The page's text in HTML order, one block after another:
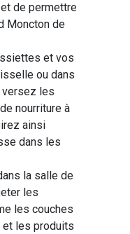
de permettre
Moncton de
et vos
ou dans
versez les
nourriture à
ainsi
dans les
la salle de
les
les couches
les produits